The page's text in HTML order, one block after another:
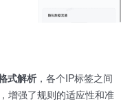
式解析 ，各个IP标签之间
增强了规则的适应性和准